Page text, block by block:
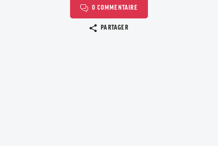
0 COMMENTAIRE
PARTAGER